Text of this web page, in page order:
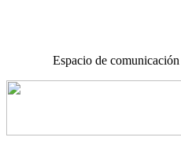
Espacio de